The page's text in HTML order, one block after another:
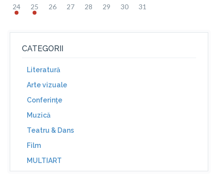
24 25 26 27 28 29 30 31
CATEGORII
Literatură
Arte vizuale
Conferinţe
Muzică
Teatru & Dans
Film
MULTIART